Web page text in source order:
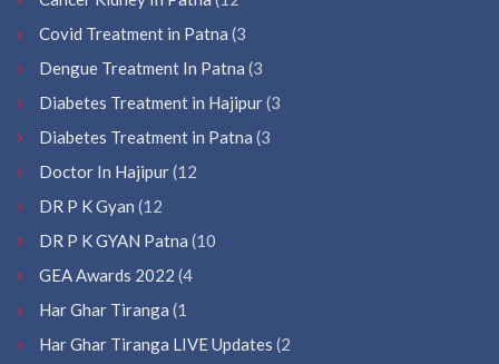
Covid Treatment in Patna (3
Dengue Treatment In Patna (3
Diabetes Treatment in Hajipur(3
Diabetes Treatment in Patna (3
Doctor In Hajipur(12
DR P K Gyan (12
DR P K GYAN Patna (10
GEA Awards 2022 (4
Har Ghar Tiranga (1
Har Ghar Tiranga LIVE Updates (2